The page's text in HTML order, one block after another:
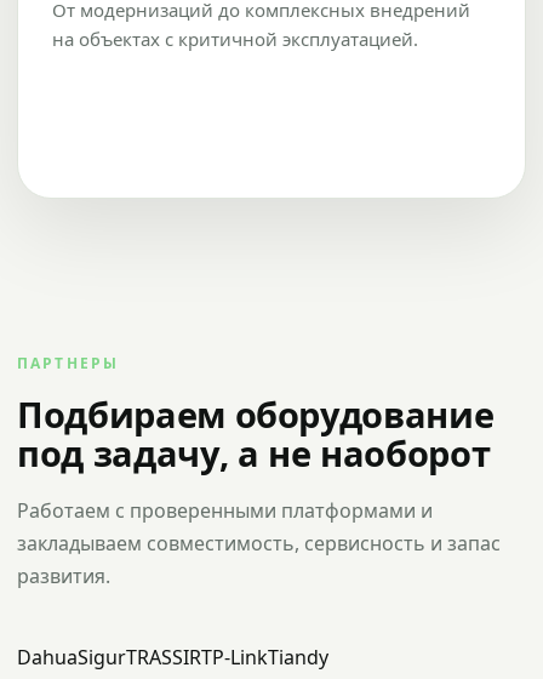
От модернизаций до комплексных внедрений
на объектах с критичной эксплуатацией.
ПАРТНЕРЫ
Подбираем оборудование
под задачу, а не наоборот
Работаем с проверенными платформами и
закладываем совместимость, сервисность и запас
развития.
DahuaSigurTRASSIRTP-LinkTiandy